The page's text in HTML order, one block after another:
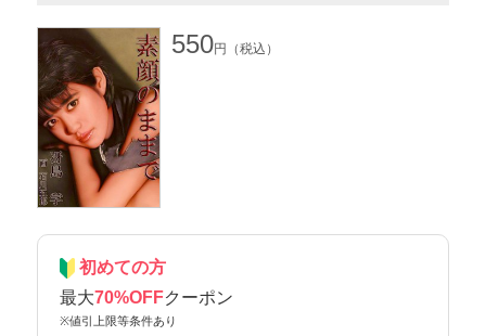
550円（税込）
初めての方
最大70%OFFクーポン
※値引上限等条件あり